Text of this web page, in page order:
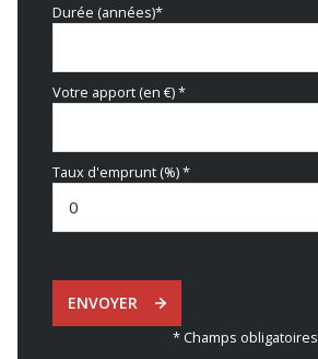
Durée (années)*
Votre apport (en €) *
Taux d'emprunt (%) *
ENVOYER
* Champs obligatoires